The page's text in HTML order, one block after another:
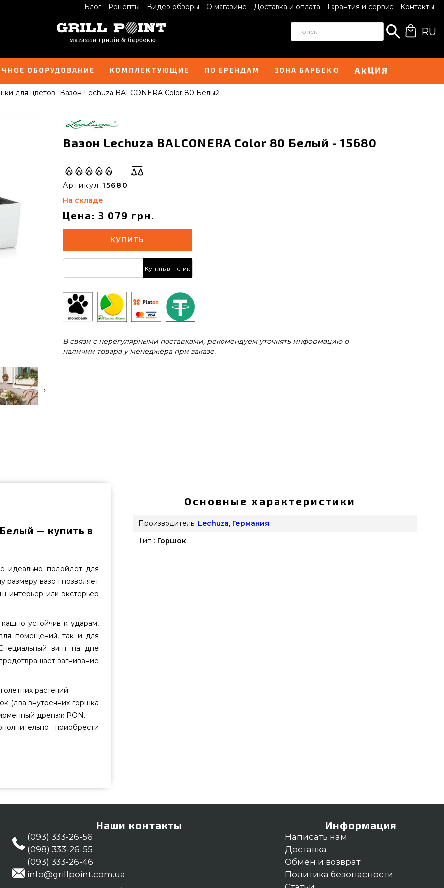
Блог Рецепты Видео обзоры О магазине Доставка и оплата Гарантия и сервис Контакты
RU
ОБОРУДОВАНИЕ КОМПЛЕКТУЮЩИЕ ПО БРЕНДАМ ЗОНА БАРБЕКЮ АКЦИЯ
для цветов Вазон Lechuza BALCONERA Color 80 Белый
›
Вазон Lechuza BALCONERA Color 80 Белый - 15680
Артикул 15680
На складе
Цена: 3 079 грн.
КУПИТЬ
Купить в 1 клик
В связи с нерегулярными поставками, рекомендуем уточнять информацию о
наличии товара у менеджера при заказе.
— купить в
идеально подойдет для
размеру вазон позволяет
интерьер или экстерьер
кашпо устойчив к ударам,
помещений, так и для
винт на дне
загнивание
растений.
(два внутренних горшка
дренаж PON.
приобрести
также Вазоны и горшки для
консультантам на любой
Основные характеристики
Производитель: Lechuza, Германия
Тип : Горшок
Наши контакты
(093) 333-26-56
(098) 333-26-55
(093) 333-26-46
info@grillpoint.com.ua
Информация
Написать нам
Доставка
Обмен и возврат
Политика безопасности